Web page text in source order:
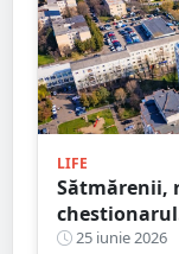
LIFE
Sătmărenii,
pregătește
25 iunie 2026